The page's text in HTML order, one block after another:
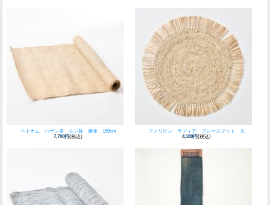
ベトナム ハザン省 モン族 麻布 150cm
7,700円(税込)
フィリピン ラフィア プレースマット 大
4,180円(税込)